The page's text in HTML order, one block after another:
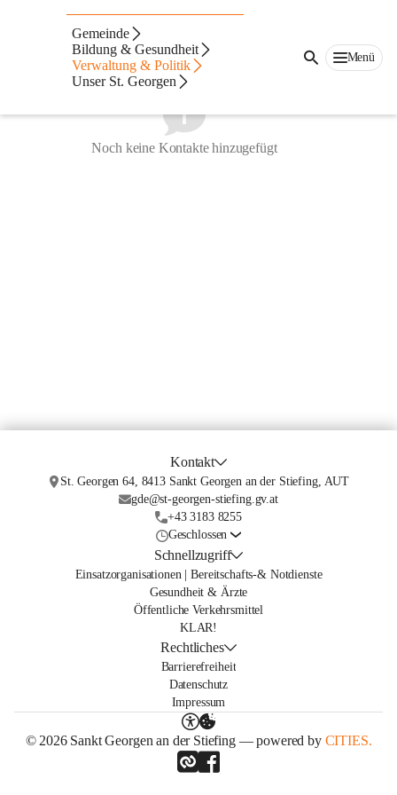
Gemeinde
Bildung & Gesundheit
Verwaltung & Politik
Unser St. Georgen
Menü
Gemeindevorstand
Noch keine Kontakte hinzugefügt
Kontakt
St. Georgen 64, 8413 Sankt Georgen an der Stiefing, AUT
gde@st-georgen-stiefing.gv.at
+43 3183 8255
Geschlossen
Schnellzugriff
Einsatzorganisationen | Bereitschafts-& Notdienste
Gesundheit & Ärzte
Öffentliche Verkehrsmittel
KLAR!
Rechtliches
Barrierefreiheit
Datenschutz
Impressum
© 2026 Sankt Georgen an der Stiefing — powered by CITIES.